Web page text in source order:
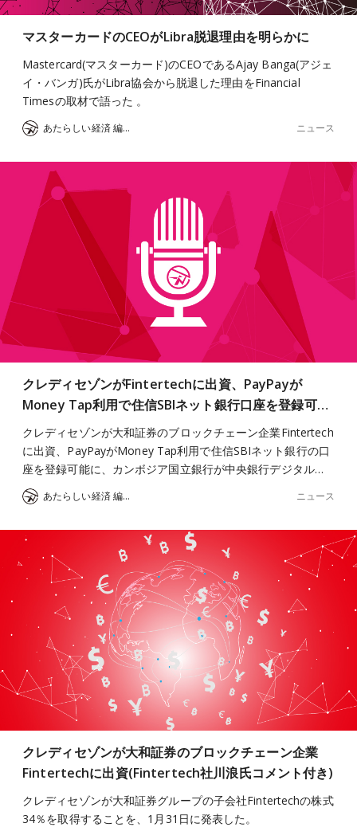
マスターカードのCEOがLibra脱退理由を明らかに
Mastercard(マスターカード)のCEOであるAjay Banga(アジェ
イ・バンガ)氏がLibra協会から脱退した理由をFinancial
Timesの取材で語った 。
あたらしい経済 編集部 ニュース
クレディセゾンがFintertechに出資、PayPayが
Money Tap利用で住信SBIネット銀行口座を登録可…
クレディセゾンが大和証券のブロックチェーン企業Fintertech
に出資、PayPayがMoney Tap利用で住信SBIネット銀行の口
座を登録可能に、カンボジア国立銀行が中央銀行デジタル…
あたらしい経済 編集部 ニュース
クレディセゾンが大和証券のブロックチェーン企業
Fintertechに出資(Fintertech社川浪氏コメント付き)
クレディセゾンが大和証券グループの子会社Fintertechの株式
34％を取得することを、1月31日に発表した。